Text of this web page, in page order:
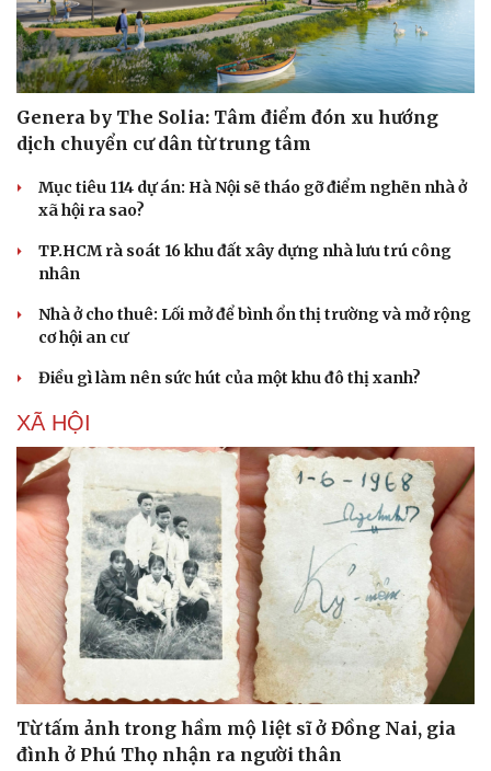
Nam khoa
Làm đẹp - giảm cân
Phòng mạch online
Ăn sạch sống khỏe
Genera by The Solia: Tâm điểm đón xu hướng
dịch chuyển cư dân từ trung tâm
Mục tiêu 114 dự án: Hà Nội sẽ tháo gỡ điểm nghẽn nhà ở
xã hội ra sao?
TP.HCM rà soát 16 khu đất xây dựng nhà lưu trú công
nhân
Nhà ở cho thuê: Lối mở để bình ổn thị trường và mở rộng
cơ hội an cư
Điều gì làm nên sức hút của một khu đô thị xanh?
XÃ HỘI
Từ tấm ảnh trong hầm mộ liệt sĩ ở Đồng Nai, gia
đình ở Phú Thọ nhận ra người thân